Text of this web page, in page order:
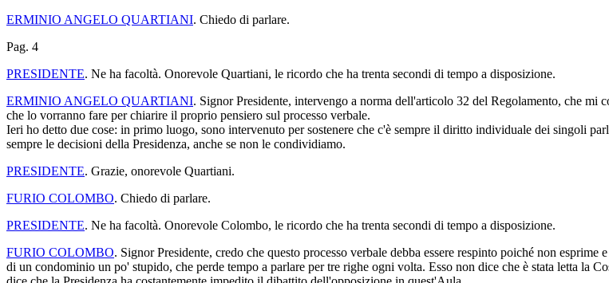
ERMINIO ANGELO QUARTIANI. Chiedo di parlare.
Pag. 4
PRESIDENTE. Ne ha facoltà. Onorevole Quartiani, le ricordo che ha trenta secondi di tempo a disposizione.
ERMINIO ANGELO QUARTIANI. Signor Presidente, intervengo a norma dell'articolo 32 del Regolamento, che
che lo vorranno fare per chiarire il proprio pensiero sul processo verbale.
Ieri ho detto due cose: in primo luogo, sono intervenuto per sostenere che c'è sempre il diritto individuale dei singoli
sempre le decisioni della Presidenza, anche se non le condividiamo.
PRESIDENTE. Grazie, onorevole Quartiani.
FURIO COLOMBO. Chiedo di parlare.
PRESIDENTE. Ne ha facoltà. Onorevole Colombo, le ricordo che ha trenta secondi di tempo a disposizione.
FURIO COLOMBO. Signor Presidente, credo che questo processo verbale debba essere respinto poiché non
di un condominio un po' stupido, che perde tempo a parlare per tre righe ogni volta. Esso non dice che è stata letta la